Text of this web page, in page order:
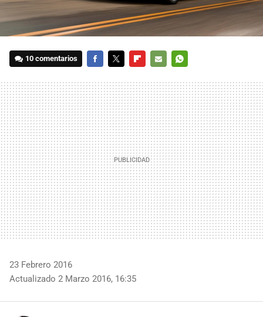
10 comentarios
MAIL
23 Febrero 2016
Actualizado 2 Marzo 2016, 16:35